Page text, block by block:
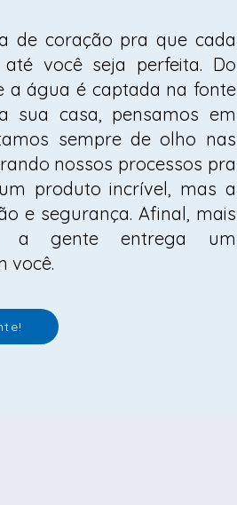
de coração pra que cada
você seja perfeita. Do
a água é captada na fonte
sua casa, pensamos em
sempre de olho nas
nossos processos pra
produto incrível, mas a
e segurança. Afinal, mais
a gente entrega um
você.